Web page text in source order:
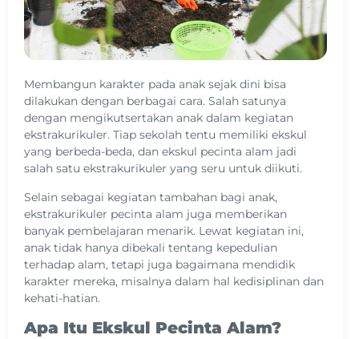
Membangun karakter pada anak sejak dini bisa
dilakukan dengan berbagai cara. Salah satunya
dengan mengikutsertakan anak dalam kegiatan
ekstrakurikuler. Tiap sekolah tentu memiliki ekskul
yang berbeda-beda, dan ekskul pecinta alam jadi
salah satu ekstrakurikuler yang seru untuk diikuti.
Selain sebagai kegiatan tambahan bagi anak,
ekstrakurikuler pecinta alam juga memberikan
banyak pembelajaran menarik. Lewat kegiatan ini,
anak tidak hanya dibekali tentang kepedulian
terhadap alam, tetapi juga bagaimana mendidik
karakter mereka, misalnya dalam hal kedisiplinan dan
kehati-hatian.
Apa Itu Ekskul Pecinta Alam?